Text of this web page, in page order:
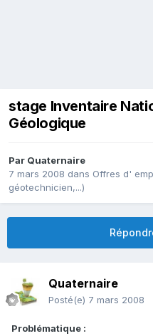
stage Inventaire
Géologique
Par Quaternaire
7 mars 2008 dans Offres d'
géotechnicien,...)
Quaternaire
Posté(e) 7 mars 2008
Problématique :